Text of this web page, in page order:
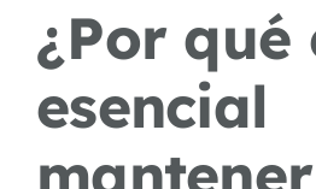
¿Por qué
esencial